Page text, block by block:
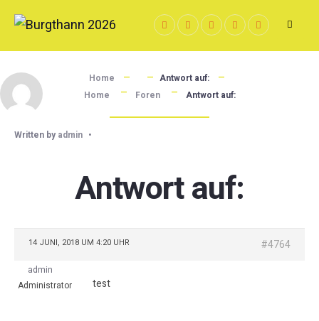
Skip
Home
Antwort auf:
Home
Foren Antwort auf:
Written by admin •
Antwort auf:
14 JUNI, 2018 UM 4:20 UHR #4764
admin
Administrator
test